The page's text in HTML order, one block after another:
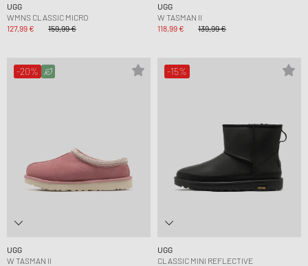
UGG
WMNS CLASSIC MICRO
127,99 €
159,99 €
UGG
W TASMAN II
118,99 €
139,99 €
-20%
UGG
W TASMAN II
-15%
UGG
CLASSIC MINI REFLECTIVE